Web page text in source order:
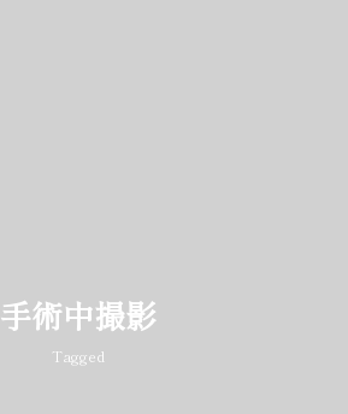
手術中撮影
Tagged